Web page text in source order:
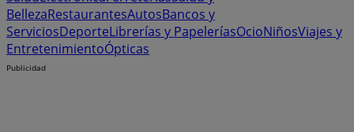
BellezaRestaurantesAutosBancos y
ServiciosDeporteLibrerías y PapeleríasOcioNiñosViajes y
EntretenimientoÓpticas
Publicidad